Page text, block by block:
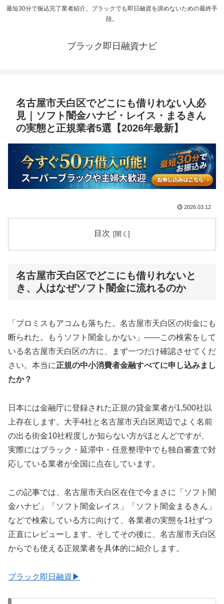
最短30分で振込完了業者紹介。ブラックでも即日融資を諦めないための最終手
段。
ブラック即日融資ナビ
名古屋市天白区でどこにも借りれない人必
見｜ソフト闇金ハナビ・レイス・まるきん
の実態と正規業者5選【2026年最新】
2026.03.12
目次
名古屋市天白区でどこにも借りれないと
き、人はなぜソフト闇金に流れるのか
「プロミスもアコムも落ちた。名古屋市天白区の街金にも
断られた。もうソフト闇金しかない」——この検索をして
いる名古屋市天白区の方に、まず一つだけ確認させてくだ
さい。本当に正規の中小消費者金融すべてに申し込みまし
たか？
日本には金融庁に登録された正規の貸金業者が1,500社以
上存在します。大手4社と名古屋市天白区周辺でよく名前
の出る街金10社程度しか知らない方がほとんどですが、
実際にはブラック・延滞中・任意整理中でも独自審査で対
応している業者が全国に点在しています。
この記事では、名古屋市天白区在住で今まさに「ソフト闇
金ハナビ」「ソフト闇金レイス」「ソフト闇金まるきん」
などで検索している方に向けて、各業者の実態を1社ずつ
正直にレビューします。そしてその後に、名古屋市天白区
からでも使える正規業者を具体的に紹介します。
ブラック即日融資▶